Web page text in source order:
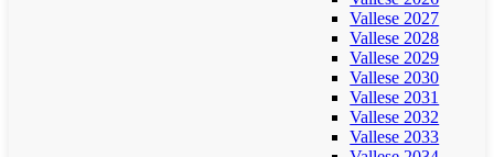
Vallese 2027
Vallese 2028
Vallese 2029
Vallese 2030
Vallese 2031
Vallese 2032
Vallese 2033